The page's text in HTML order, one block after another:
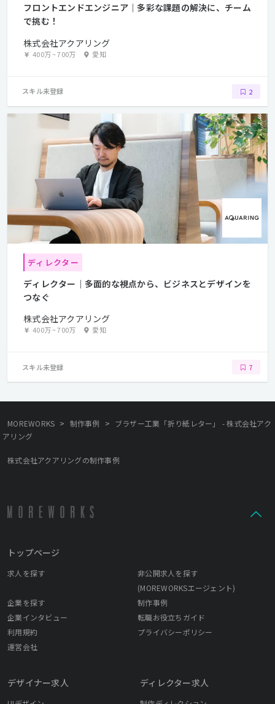
フロントエンドエンジニア｜多彩な課題の解決に、チーム
で挑む！
株式会社アクアリング
400万~700万 愛知
スキル未登録 2
ディレクター
ディレクター｜多面的な視点から、ビジネスとデザインを
つなぐ
株式会社アクアリング
400万~700万 愛知
スキル未登録 7
MOREWORKS > 制作事例 > ブラザー工業「折り紙レター」 - 株式会社アク
アリング
株式会社アクアリングの制作事例
トップページ
求人を探す
非公開求人を探す
(MOREWORKSエージェント)
企業を探す
制作事例
企業インタビュー
転職お役立ちガイド
利用規約
プライバシーポリシー
運営会社
デザイナー求人 ディレクター求人